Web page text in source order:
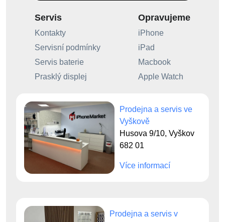
Servis
Kontakty
Servisní podmínky
Servis baterie
Prasklý displej
Opravujeme
iPhone
iPad
Macbook
Apple Watch
Prodejna a servis ve
Vyškově
Husova 9/10, Vyškov
682 01
Více informací
Prodejna a servis v